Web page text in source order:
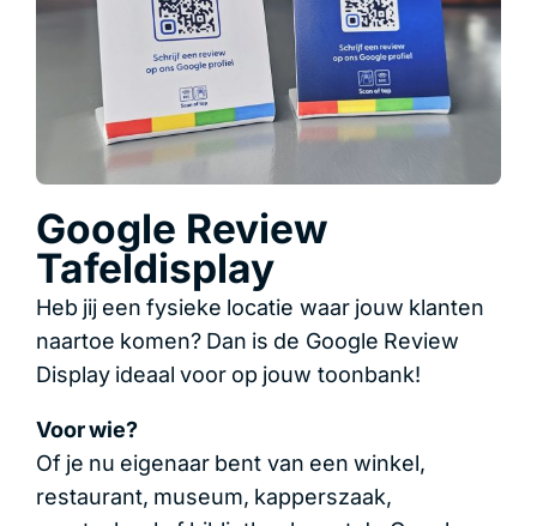
Google Review
Tafeldisplay
Heb jij een fysieke locatie waar jouw klanten
naartoe komen? Dan is de Google Review
Display ideaal voor op jouw toonbank!
Voor wie?
Of je nu eigenaar bent van een winkel,
restaurant, museum, kapperszaak,